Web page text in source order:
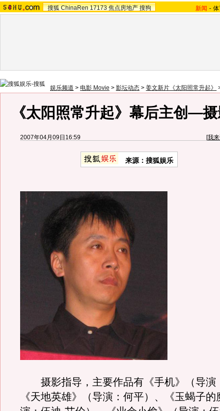
搜狐 ChinaRen 17173 焦点房地产 搜狗 新闻 -
娱乐频道 > 电影 Movie > 影坛动态 > 姜文新片《太阳照常升起》
《太阳照常升起》幕后主创—
2007年04月09日16:59 [我
来源：搜狐娱乐
摄影指导，主要作品有《手机》（导演
《天地英雄》（导演：何平）、《玉蝎子